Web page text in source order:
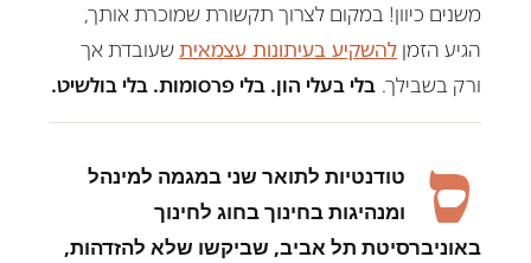
משנים כיוון! במקום לצרוך תקשורת שמוכרת אותך,
הגיע הזמן להשקיע בעיתונות עצמאיתשעובדת אך
ורק בשבילך. בלי בעלי הון. בלי פרסומות. בלי בולשיט.
ס
טודנטיות לתואר שני במגמה למינהל
ומנהיגות בחינוך בחוג לחינוך
באוניברסיטת תל אביב, שביקשו שלא להזדהות,